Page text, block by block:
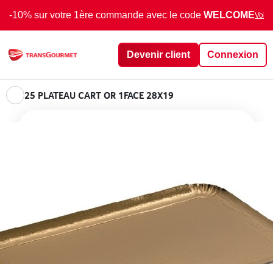
-10% sur votre 1ère commande avec le code WELCOMEVoir
Devenir client Connexion
25 PLATEAU CART OR 1FACE 28X19